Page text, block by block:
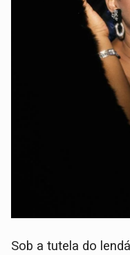
Sob a tutela do